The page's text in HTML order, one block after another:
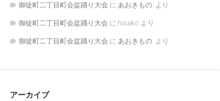
御徒町二丁目町会盆踊り大会 に あおきもの. より
御徒町二丁目町会盆踊り大会 に hisako より
御徒町二丁目町会盆踊り大会 に あおきもの. より
アーカイブ